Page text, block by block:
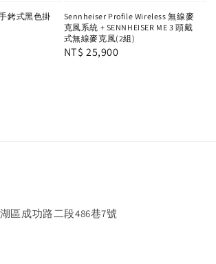
銬式黑色掛
Sennheiser Profile Wireless 無線麥
克風系統 + SENNHEISER ME 3 頭戴
式無線麥克風(2組)
Regular
NT$ 25,900
區成功路二段486巷7號